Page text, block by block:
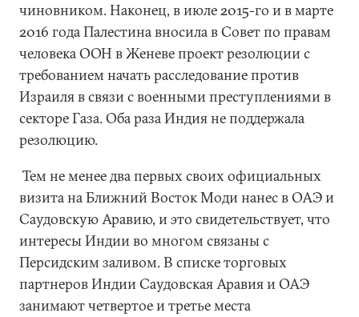
чиновником. Наконец, в июле 2015-го и в марте
2016 года Палестина вносила в Совет по правам
человека ООН в Женеве проект резолюции с
требованием начать расследование против
Израиля в связи с военными преступлениями в
секторе Газа. Оба раза Индия не поддержала
резолюцию.
Тем не менее два первых своих официальных
визита на Ближний Восток Моди нанес в ОАЭ и
Саудовскую Аравию, и это свидетельствует, что
интересы Индии во многом связаны с
Персидским заливом. В списке торговых
партнеров Индии Саудовская Аравия и ОАЭ
занимают четвертое и третье места